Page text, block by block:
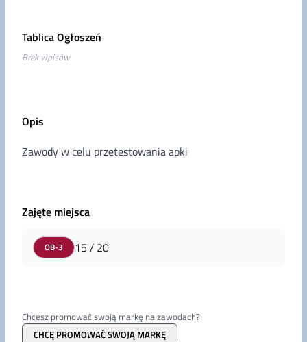
Tablica Ogłoszeń
Brak wpisów.
Opis
Zawody w celu przetestowania apki
Zajęte miejsca
OB-3 15 / 20
Chcesz promować swoją markę na zawodach?
CHCĘ PROMOWAĆ SWOJĄ MARKĘ